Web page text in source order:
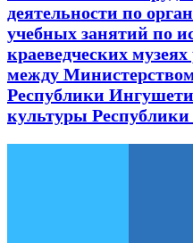
деятельности по
учебных занятий по
краеведческих
между
Республики
культуры